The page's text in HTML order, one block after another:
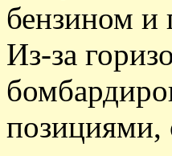
бензином и
Из-за
позициями,